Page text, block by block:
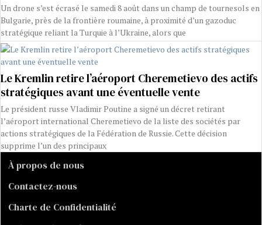
Un drone s’est écrasé le samedi 8 août dans un champ de tournesols en
Bulgarie, près de la frontière roumaine, à proximité d’un gazoduc
stratégique reliant la Turquie à l’Ukraine, alors que
Le Kremlin retire l’aéroport Cheremetievo des actifs
stratégiques avant une éventuelle vente
Le président russe Vladimir Poutine a signé un décret retirant
l’aéroport international Cheremetievo de la liste des sociétés par
actions stratégiques de la Fédération de Russie. Cette décision
supprime l’un des principaux
À propos de nous
Contactez-nous
Charte de Confidentialité